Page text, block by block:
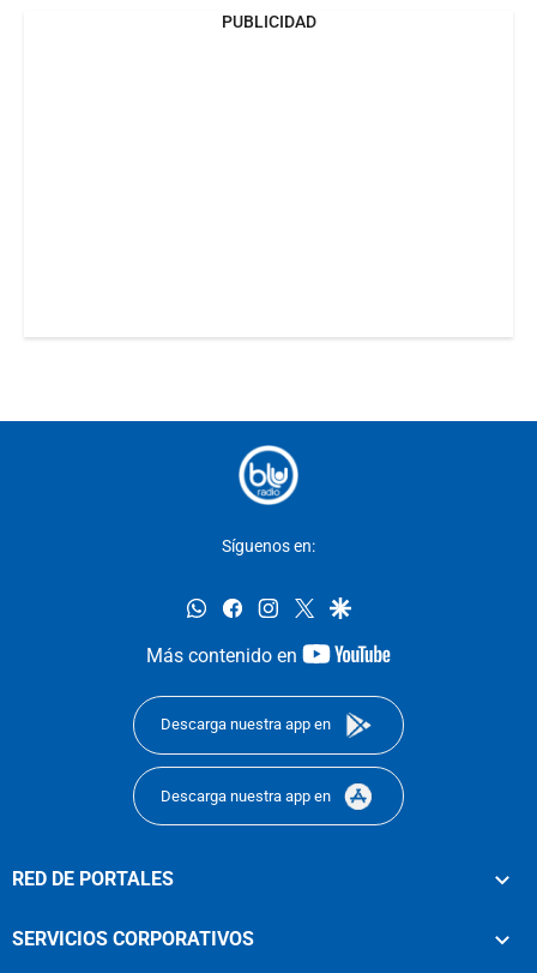
PUBLICIDAD
Síguenos en:
whatsappfacebookinstagram
twittergoogle
Más contenido en
youtube-
Descarga nuestra app en
Descarga nuestra app en
RED DE PORTALES
SERVICIOS CORPORATIVOS